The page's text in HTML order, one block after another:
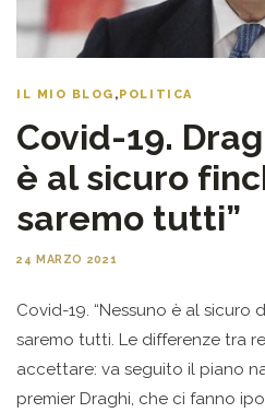
IL MIO BLOG , POLITICA
Covid-19.
è al sicuro
saremo tutti”
24 MARZO 2021
Covid-19. “Nessuno è al sicuro
saremo tutti. Le differenze tra
accettare: va seguito il piano
premier Draghi, che ci fanno